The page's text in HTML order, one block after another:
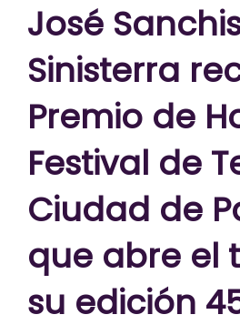
Areas municipales
Tramita
José
Sinisterra
Premio de
Festival de
Ciudad de
que abre el
su edición